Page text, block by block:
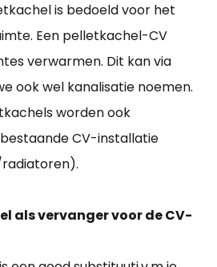
is bedoeld voor het
Een pelletkachel-CV
verwarmen. Dit kan via
ook wel kanalisatie noemen.
worden ook
CV-installatie
als vervanger voor de CV-